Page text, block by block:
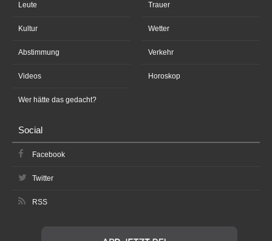
Leute
Kultur
Abstimmung
Videos
Wer hätte das gedacht?
Trauer
Wetter
Verkehr
Horoskop
Social
Facebook
Twitter
RSS